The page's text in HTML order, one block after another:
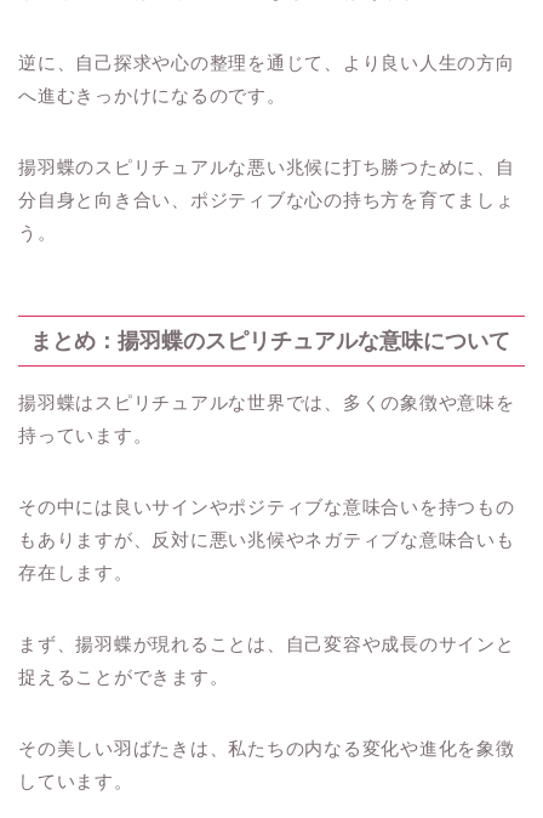
逆に、自己探求や心の整理を通じて、より良い人生の方向
へ進むきっかけになるのです。
揚羽蝶のスピリチュアルな悪い兆候に打ち勝つために、自
分自身と向き合い、ポジティブな心の持ち方を育てましょ
う。
まとめ：揚羽蝶のスピリチュアルな意味について
揚羽蝶はスピリチュアルな世界では、多くの象徴や意味を
持っています。
その中には良いサインやポジティブな意味合いを持つもの
もありますが、反対に悪い兆候やネガティブな意味合いも
存在します。
まず、揚羽蝶が現れることは、自己変容や成長のサインと
捉えることができます。
その美しい羽ばたきは、私たちの内なる変化や進化を象徴
しています。